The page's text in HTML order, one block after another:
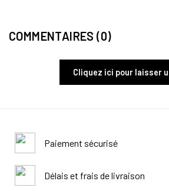
COMMENTAIRES (0)
Cliquez ici pour laisser
Paiement sécurisé
Délais et frais de livraison